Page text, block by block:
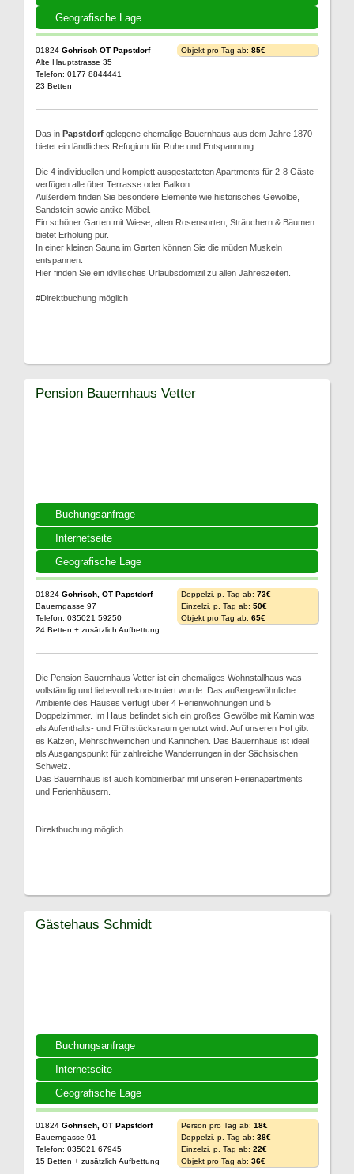
Geografische Lage
01824 Gohrisch OT Papstdorf
Alte Hauptstrasse 35
Telefon: 0177 8844441
23 Betten
Objekt pro Tag ab: 85€
Das in Papstdorf gelegene ehemalige Bauernhaus aus dem Jahre 1870
bietet ein ländliches Refugium für Ruhe und Entspannung.
Die 4 individuellen und komplett ausgestatteten Apartments für 2-8 Gäste
verfügen alle über Terrasse oder Balkon.
Außerdem finden Sie besondere Elemente wie historisches Gewölbe,
Sandstein sowie antike Möbel.
Ein schöner Garten mit Wiese, alten Rosensorten, Sträuchern & Bäumen
bietet Erholung pur.
In einer kleinen Sauna im Garten können Sie die müden Muskeln
entspannen.
Hier finden Sie ein idyllisches Urlaubsdomizil zu allen Jahreszeiten.
#Direktbuchung möglich
Buchungsanfrage
Internetseite
Geografische Lage
Pension Bauernhaus Vetter
01824 Gohrisch, OT Papstdorf
Bauerngasse 97
Telefon: 035021 59250
24 Betten + zusätzlich Aufbettung
Doppelzi. p. Tag ab: 73€
Einzelzi. p. Tag ab: 50€
Objekt pro Tag ab: 65€
Die Pension Bauernhaus Vetter ist ein ehemaliges Wohnstallhaus was
vollständig und liebevoll rekonstruiert wurde. Das außergewöhnliche
Ambiente des Hauses verfügt über 4 Ferienwohnungen und 5
Doppelzimmer. Im Haus befindet sich ein großes Gewölbe mit Kamin was
als Aufenthalts- und Frühstücksraum genutzt wird. Auf unseren Hof gibt
es Katzen, Mehrschweinchen und Kaninchen. Das Bauernhaus ist ideal
als Ausgangspunkt für zahlreiche Wanderrungen in der Sächsischen
Schweiz.
Das Bauernhaus ist auch kombinierbar mit unseren Ferienapartments
und Ferienhäusern.
Direktbuchung möglich
Buchungsanfrage
Internetseite
Geografische Lage
Gästehaus Schmidt
01824 Gohrisch, OT Papstdorf
Bauerngasse 91
Telefon: 035021 67945
15 Betten + zusätzlich Aufbettung
Person pro Tag ab: 18€
Doppelzi. p. Tag ab: 38€
Einzelzi. p. Tag ab: 22€
Objekt pro Tag ab: 36€